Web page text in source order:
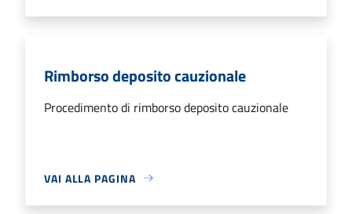
Rimborso deposito cauzionale
Procedimento di rimborso deposito cauzionale
VAI ALLA PAGINA